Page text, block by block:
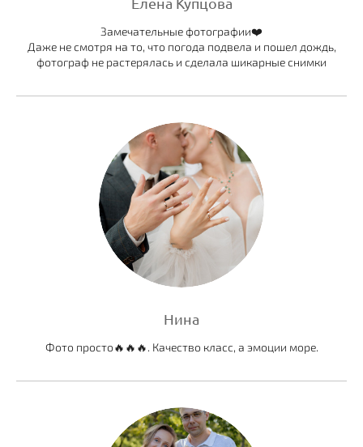
Замечательные фотографии❤️
Даже не смотря на то, что погода подвела и пошел дождь,
фотограф не растерялась и сделала шикарные снимки
Нина
Фото просто🔥🔥🔥. Качество класс, а эмоции море.